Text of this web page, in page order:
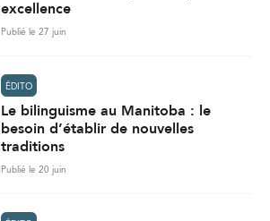
excellence
Publié le 27 juin
ÉDITO
Le bilinguisme au Manitoba : le
besoin d’établir de nouvelles
traditions
Publié le 20 juin